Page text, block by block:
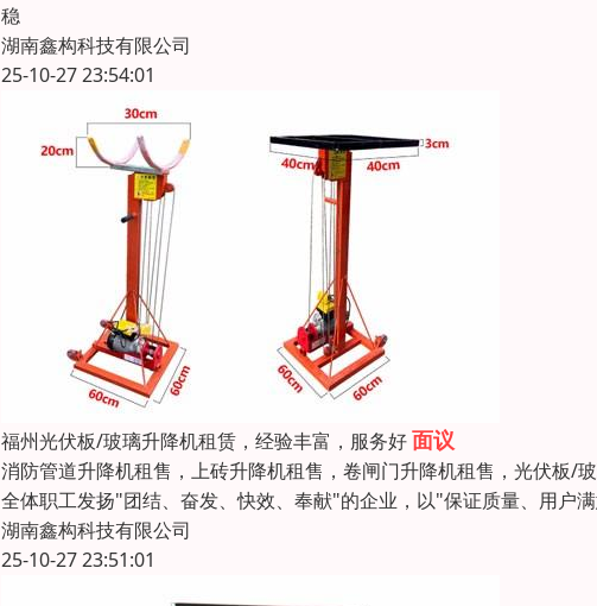
稳
湖南鑫构科技有限公司
25-10-27 23:54:01
福州光伏板/玻璃升降机租赁，经验丰富，服务好面议
消防管道升降机租售，上砖升降机租售，卷闸门升降机租售，光伏板/
全体职工发扬"团结、奋发、快效、奉献"的企业，以"保证质量、用
湖南鑫构科技有限公司
25-10-27 23:51:01